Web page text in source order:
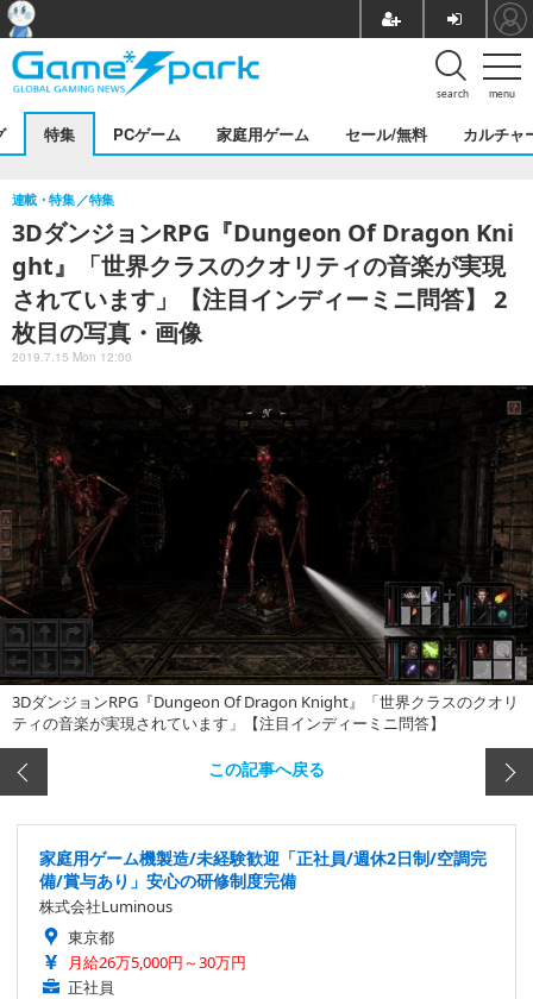
menu
search
特集 PCゲーム 家庭用ゲーム セール/無料 カルチャ
3DダンジョンRPG『Dungeon Of Dragon Kni
ght』「世界クラスのクオリティの音楽が実現
されています」【注目インディーミニ問答】 2
枚目の写真・画像
連載・特集 特集
2019.7.15 Mon 12:00
3DダンジョンRPG『Dungeon Of Dragon Knight』「世界クラスのクオリ
ティの音楽が実現されています」【注目インディーミニ問答】
この記事へ戻る
家庭用ゲーム機製造/未経験歓迎「正社員/週休2日制/空調完
備/賞与あり」安心の研修制度完備
株式会社Luminous
東京都
月給26万5,000円～30万円
正社員